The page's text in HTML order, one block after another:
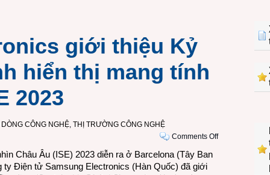
giới thiệu Kỷ
hiển thị mang tính
2023
CÔNG NGHỆ, THỊ TRƯỜNG CÔNG NGHỆ
Comments Offon
Châu Âu (ISE) 2023 diễn ra ở Barcelona (Tây Ban
ty Điện tử Samsung Electronics (Hàn Quốc) đã giới